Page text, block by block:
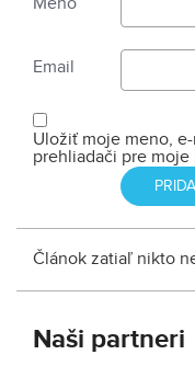
Email
Uložiť moje meno,
prehliadači pre
Článok zatiaľ nikto
Naši partneri